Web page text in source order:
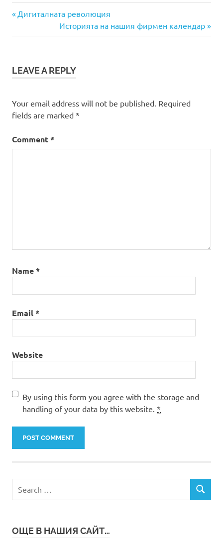
Post
navigation
Previous
Дигиталната революция
Next
Post:
Историята на нашия фирмен календар
LEAVE A REPLY
Your email address will not be published. Required
fields are marked *
Comment*
Name*
Email*
Website
By using this form you agree with the storage and
handling of your data by this website. *
for:
SEARCH
ОЩЕ В НАШИЯ САЙТ…